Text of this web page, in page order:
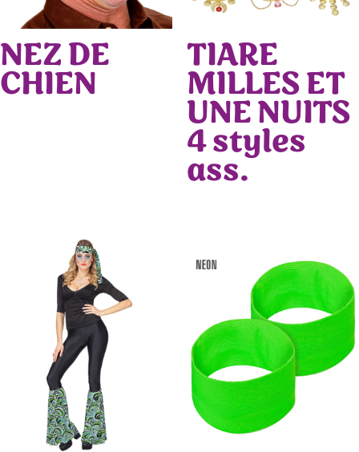
NEZ DE
CHIEN
TIARE
MILLES ET
UNE NUITS
4 styles
ass.